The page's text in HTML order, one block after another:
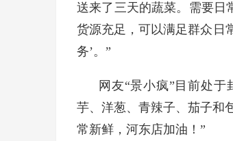
送来了三天的蔬菜。需要日
货源充足，可以满足群众日
务’。”
网友“景小疯”目前处
芋、洋葱、青辣子、茄子和
常新鲜，河东店加油！”